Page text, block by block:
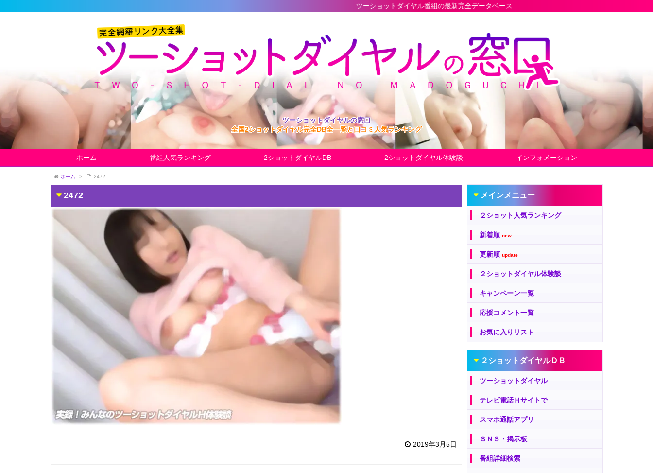
ツーショットダイヤル番組の最新完全データベース
ツーショットダイヤルの窓口
全国2ショットダイヤル完全DB全一覧と口コミ人気ランキング
ホーム 番組人気ランキング 2ショットダイヤルDB 2ショットダイヤル体験談 インフォメーション
ホーム > 2472
2472
2019年3月5日
メインメニュー
２ショット人気ランキング
新着順 new
更新順 update
２ショットダイヤル体験談
キャンペーン一覧
応援コメント一覧
お気に入りリスト
２ショットダイヤルＤＢ
ツーショットダイヤル
テレビ電話Ｈサイトで
スマホ通話アプリ
ＳＮＳ・掲示板
番組詳細検索